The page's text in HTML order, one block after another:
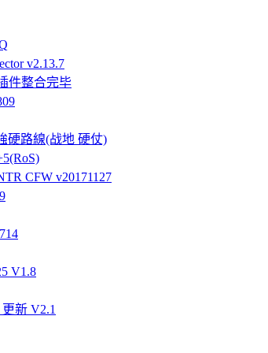
v2.13.7
件整合完毕
硬路線(战地 硬仗)
CFW v20171127
V1.8
新 V2.1